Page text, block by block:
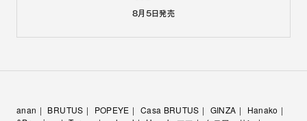
8月5日発売
anan BRUTUS POPEYE Casa BRUTUS GINZA
Hanako